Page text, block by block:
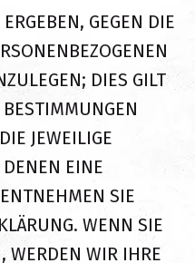
GEGEN DIE
DIES GILT
JEWEILIGE
DENEN EINE
SIE
WENN SIE
WERDEN WIR IHRE